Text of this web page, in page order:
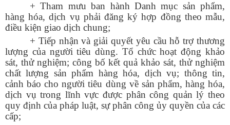
+ Tham mưu ban hành Danh mục sản phẩm,
hàng hóa, dịch vụ phải đăng ký hợp đồng theo mẫu,
điều kiện giao dịch chung;
+ Tiếp nhận và giải quyết yêu cầu hỗ trợ thương
lượng của người tiêu dùng. Tổ chức hoạt động khảo
sát, thử nghiệm; công bố kết quả khảo sát, thử nghiệm
chất lượng sản phẩm hàng hóa, dịch vụ; thông tin,
cảnh báo cho người tiêu dùng về sản phẩm, hàng hóa,
dịch vụ trong lĩnh vực được phân công quản lý theo
quy định của pháp luật, sự phân công ủy quyền của các
cấp;